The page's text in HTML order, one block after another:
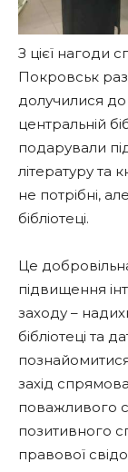
З цієї нагоди
Покровськ
долучилися до
центральній
подарували
літературу та
не потрібні,
бібліотеці.
Це
підвищення
заходу –
бібліотеці та
захід
поважливого
позитивного
правової